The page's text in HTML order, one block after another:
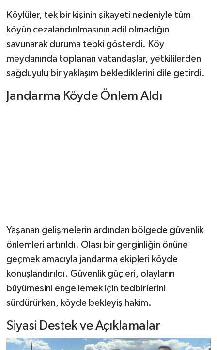
Köylüler, tek bir kişinin şikayeti nedeniyle tüm
köyün cezalandırılmasının adil olmadığını
savunarak duruma tepki gösterdi. Köy
meydanında toplanan vatandaşlar, yetkililerden
sağduyulu bir yaklaşım beklediklerini dile getirdi.
Jandarma Köyde Önlem Aldı
Yaşanan gelişmelerin ardından bölgede güvenlik
önlemleri artırıldı. Olası bir gerginliğin önüne
geçmek amacıyla jandarma ekipleri köyde
konuşlandırıldı. Güvenlik güçleri, olayların
büyümesini engellemek için tedbirlerini
sürdürürken, köyde bekleyiş hakim.
Siyasi Destek ve Açıklamalar